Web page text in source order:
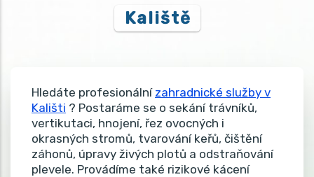
Kaliště
Hledáte profesionální zahradnické služby v
Kališti ? Postaráme se o sekání trávníků,
vertikutaci, hnojení, řez ovocných i
okrasných stromů, tvarování keřů, čištění
záhonů, úpravy živých plotů a odstraňování
plevele. Provádíme také rizikové kácení